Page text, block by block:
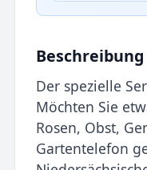
Beschreibung
Der spezielle
Möchten Sie
Rosen, Obst,
Gartentelefon